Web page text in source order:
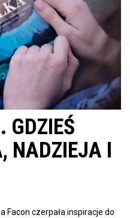
GDZIEŚ
NADZIEJA I
Facon czerpała inspiracje do